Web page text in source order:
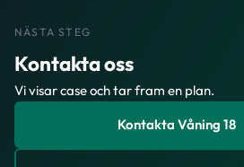
NÄSTA STEG
Kontakta oss
Vi visar case och tar fram en plan.
Kontakta Våning 18